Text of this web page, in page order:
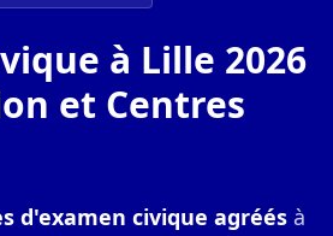
à Lille 2026
et Centres
d'examen civique agréés à